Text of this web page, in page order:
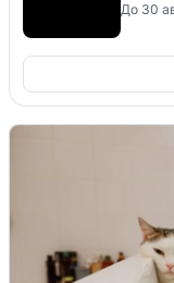
До 30